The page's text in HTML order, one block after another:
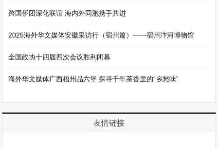
跨国侨团深化联谊 海内外同胞携手共进
2025海外华文媒体安徽采访行（宿州篇）——宿州汴河博物馆
全国政协十四届四次会议胜利闭幕
海外华文媒体广西梧州品六堡 探寻千年茶香里的“乡愁味”
友情链接